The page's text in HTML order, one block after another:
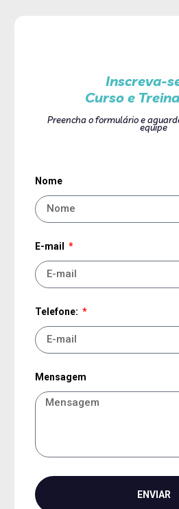
Inscreva-
Curso e
Preencha o formulário e
equipe
Nome
E-mail
Telefone:
Mensagem
ENVIAR